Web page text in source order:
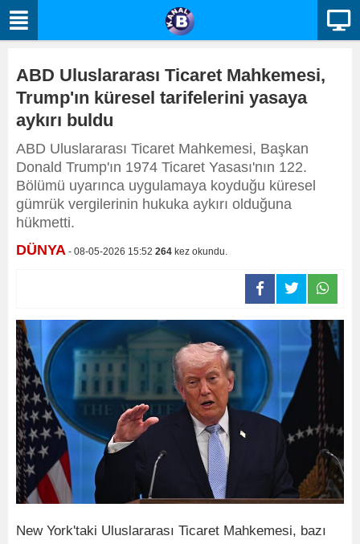
ABD Uluslararası Ticaret Mahkemesi,
Trump'ın küresel tarifelerini yasaya
aykırı buldu
ABD Uluslararası Ticaret Mahkemesi, Başkan
Donald Trump'ın 1974 Ticaret Yasası'nın 122.
Bölümü uyarınca uygulamaya koyduğu küresel
gümrük vergilerinin hukuka aykırı olduğuna
hükmetti.
DÜNYA - 08-05-2026 15:52 264 kez okundu.
New York'taki Uluslararası Ticaret Mahkemesi, bazı